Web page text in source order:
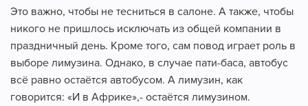
Это важно, чтобы не тесниться в салоне. А также, чтобы
никого не пришлось исключать из общей компании в
праздничный день. Кроме того, сам повод играет роль в
выборе лимузина. Однако, в случае пати-баса, автобус
всё равно остаётся автобусом. А лимузин, как
говорится: «И в Африке»,- остаётся лимузином.